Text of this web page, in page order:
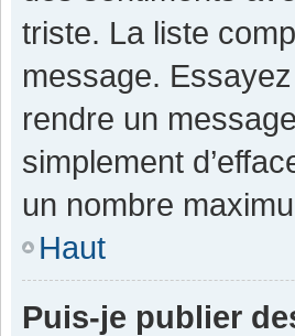
triste. La liste
message.
rendre un
simplement
un nombre
Haut
Puis-je publier